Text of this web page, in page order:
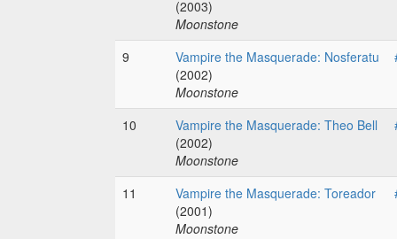
(2003)
Moonstone
9
Vampire the Masquerade: Nosferatu
(2002)
Moonstone
10
Vampire the Masquerade: Theo Bell
(2002)
Moonstone
11
Vampire the Masquerade: Toreador
(2001)
Moonstone